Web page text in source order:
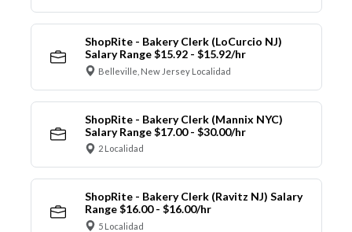
ShopRite - Bakery Clerk (LoCurcio NJ)
Salary Range $15.92 - $15.92/hr
Belleville, New Jersey Localidad
ShopRite - Bakery Clerk (Mannix NYC)
Salary Range $17.00 - $30.00/hr
2 Localidad
ShopRite - Bakery Clerk (Ravitz NJ) Salary
Range $16.00 - $16.00/hr
5 Localidad